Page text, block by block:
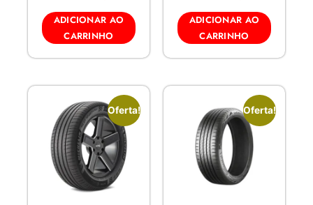
ADICIONAR AO
CARRINHO
ADICIONAR AO
CARRINHO
Oferta! Oferta!